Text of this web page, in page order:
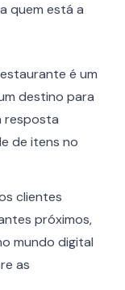
quem está a
é um
destino para
resposta
de itens no
clientes
próximos,
mundo digital
as